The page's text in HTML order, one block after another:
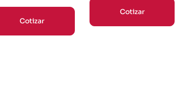
Cotizar
Cotizar